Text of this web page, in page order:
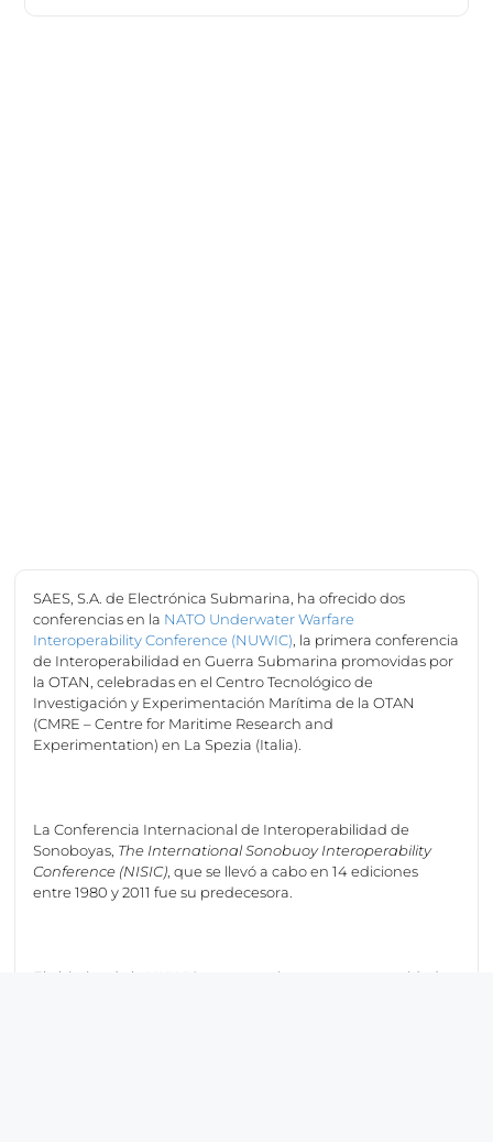
SAES, S.A. de Electrónica Submarina, ha ofrecido dos
conferencias en la NATO Underwater Warfare
Interoperability Conference (NUWIC) , la primera conferencia
de Interoperabilidad en Guerra Submarina promovidas por
la OTAN, celebradas en el Centro Tecnológico de
Investigación y Experimentación Marítima de la OTAN
(CMRE – Centre for Maritime Research and
Experimentation) en La Spezia (Italia).
La Conferencia Internacional de Interoperabilidad de
Sonoboyas, The International Sonobuoy Interoperability
Conference (NISIC) , que se llevó a cabo en 14 ediciones
entre 1980 y 2011 fue su predecesora.
El objetivo de la NUWIC es proporcionar una oportunidad